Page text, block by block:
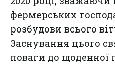
фермерських
розбудови всього
Заснування цього
поваги до щоденної